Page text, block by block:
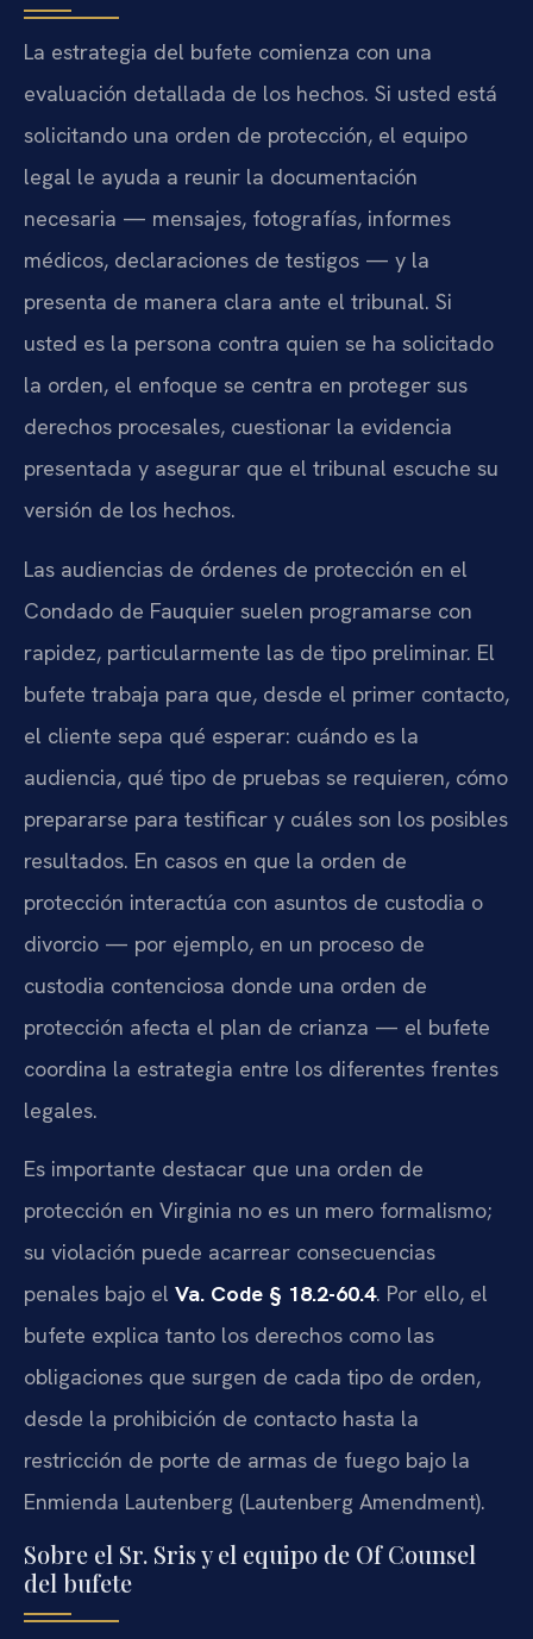
La estrategia del bufete comienza con una
evaluación detallada de los hechos. Si usted está
solicitando una orden de protección, el equipo
legal le ayuda a reunir la documentación
necesaria — mensajes, fotografías, informes
médicos, declaraciones de testigos — y la
presenta de manera clara ante el tribunal. Si
usted es la persona contra quien se ha solicitado
la orden, el enfoque se centra en proteger sus
derechos procesales, cuestionar la evidencia
presentada y asegurar que el tribunal escuche su
versión de los hechos.
Las audiencias de órdenes de protección en el
Condado de Fauquier suelen programarse con
rapidez, particularmente las de tipo preliminar. El
bufete trabaja para que, desde el primer contacto,
el cliente sepa qué esperar: cuándo es la
audiencia, qué tipo de pruebas se requieren, cómo
prepararse para testificar y cuáles son los posibles
resultados. En casos en que la orden de
protección interactúa con asuntos de custodia o
divorcio — por ejemplo, en un proceso de
custodia contenciosa donde una orden de
protección afecta el plan de crianza — el bufete
coordina la estrategia entre los diferentes frentes
legales.
Es importante destacar que una orden de
protección en Virginia no es un mero formalismo;
su violación puede acarrear consecuencias
penales bajo el Va. Code § 18.2-60.4. Por ello, el
bufete explica tanto los derechos como las
obligaciones que surgen de cada tipo de orden,
desde la prohibición de contacto hasta la
restricción de porte de armas de fuego bajo la
Enmienda Lautenberg (Lautenberg Amendment).
Sobre el Sr. Sris y el equipo de Of Counsel
del bufete